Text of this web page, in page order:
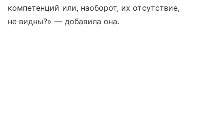
компетенций или, наоборот, их отсутствие,
не видны?» — добавила она.